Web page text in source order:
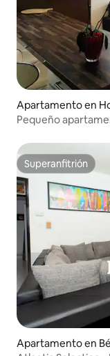
Apartamento en
Pequeño
Superanfitrión
Superanfitrión
Apartamento en